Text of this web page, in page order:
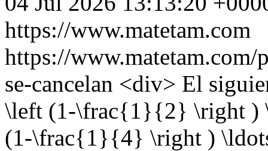
https://www.matetam.com
https://www.matetam.com/
se-cancelan <div> El
\left (1-\frac{1}{2} \right
(1-\frac{1}{4} \right )